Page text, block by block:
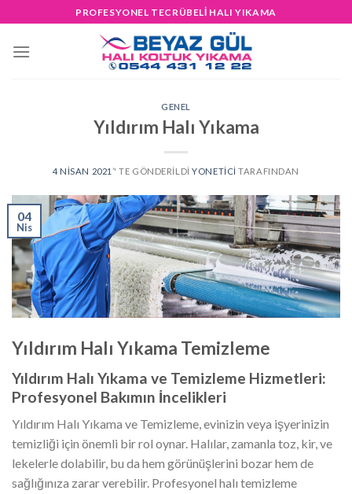
to
content
PROFESYONEL TECRÜBELİ HALI YIKAMA
GENEL
Yıldırım Halı Yıkama
4 NISAN 2021 ’' TE GÖNDERILDI YONETICI TARAFINDAN
04
Nis
Yıldırım Halı Yıkama Temizleme
Yıldırım Halı Yıkama ve Temizleme Hizmetleri:
Profesyonel Bakımın İncelikleri
Yıldırım Halı Yıkama ve Temizleme, evinizin veya işyerinizin
temizliği için önemli bir rol oynar. Halılar, zamanla toz, kir, ve
lekelerle dolabilir, bu da hem görünüşlerini bozar hem de
sağlığınıza zarar verebilir. Profesyonel halı temizleme